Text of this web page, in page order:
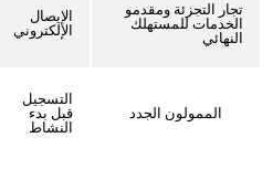
تجار التجزئة ومقدمو
الخدمات للمستهلك
النهائي
الإيصال
الإلكتروني
الممولون الجدد
التسجيل
قبل بدء
النشاط